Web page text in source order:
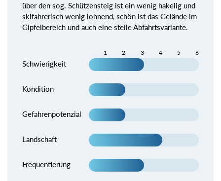
über den sog. Schützensteig ist ein wenig hakelig und
skifahrerisch wenig lohnend, schön ist das Gelände im
Gipfelbereich und auch eine steile Abfahrtsvariante.
1 2 3 4 5 6
Schwierigkeit
Kondition
Gefahrenpotenzial
Landschaft
Frequentierung